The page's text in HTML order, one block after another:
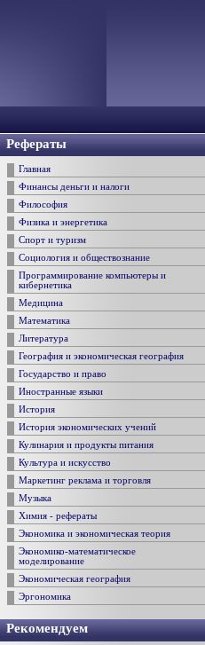
Рефераты
Главная
Финансы деньги и налоги
Философия
Физика и энергетика
Спорт и туризм
Социология и обществознание
Программирование компьютеры и
кибернетика
Медицина
Математика
Литература
География и экономическая география
Государство и право
Иностранные языки
История
История экономических учений
Кулинария и продукты питания
Культура и искусство
Маркетинг реклама и торговля
Музыка
Химия - рефераты
Экономика и экономическая теория
Экономико-математическое
моделирование
Экономическая география
Эргономика
Рекомендуем